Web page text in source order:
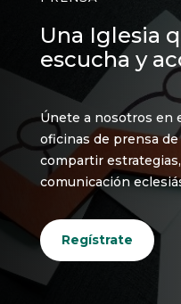
Una Iglesia
escucha y
Únete a nosotros en
oficinas de prensa
compartir
comunicación
Regístrate